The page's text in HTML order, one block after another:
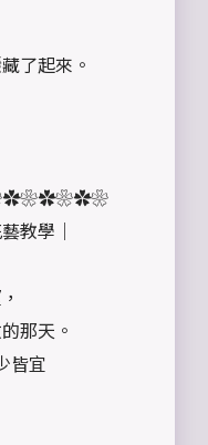
了起來。
教學｜
那天。
皆宜